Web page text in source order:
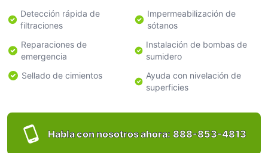
Detección rápida de
filtraciones
Impermeabilización de
sótanos
Reparaciones de
emergencia
Instalación de bombas de
sumidero
Sellado de cimientos
Ayuda con nivelación de
superficies
Habla con nosotros ahora: 888-853-4813